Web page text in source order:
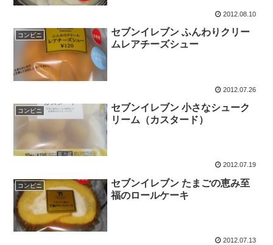
2012.08.10
コンビニ
セブンイレブン ふんわりクリー
ムレアチーズシュー
2012.07.26
コンビニ
セブンイレブン 小さなシューク
リーム（カスタード）
2012.07.19
コンビニ
セブンイレブン たまごの恵み至
福のロールケーキ
2012.07.13